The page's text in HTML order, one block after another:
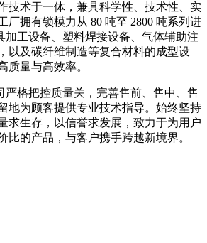
技术于一体，兼具科学性、技术性、实
厂拥有锁模力从 80 吨至 2800 吨系列进
加工设备、塑料焊接设备、气体辅助注
以及碳纤维制造等复合材料的成型设
质量与高效率。
严格把控质量关，完善售前、售中、售
地为顾客提供专业技术指导。始终坚持
求生存，以信誉求发展，致力于为用户
比的产品，与客户携手跨越新境界。